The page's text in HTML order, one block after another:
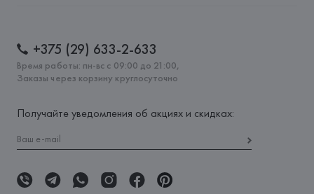
+375 (29) 633-2-633
Время работы: пн-вс с 09:00 до 21:00,
Заказы через корзину круглосуточно
Получайте уведомления об акциях и скидках: